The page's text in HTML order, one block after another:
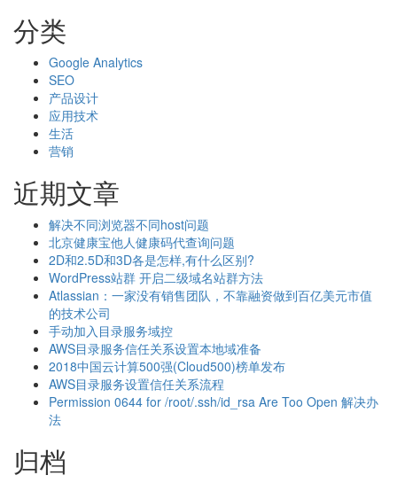
分类
Google Analytics
SEO
产品设计
应用技术
生活
营销
近期文章
解决不同浏览器不同host问题
北京健康宝他人健康码代查询问题
2D和2.5D和3D各是怎样,有什么区别?
WordPress站群 开启二级域名站群方法
Atlassian：一家没有销售团队，不靠融资做到百亿美元市值
的技术公司
手动加入目录服务域控
AWS目录服务信任关系设置本地域准备
2018中国云计算500强(Cloud500)榜单发布
AWS目录服务设置信任关系流程
Permission 0644 for /root/.ssh/id_rsa Are Too Open 解决办
法
归档